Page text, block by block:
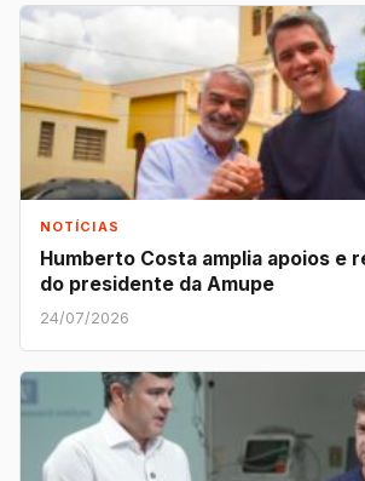
NOTÍCIAS
Humberto Costa amplia apoios e
do presidente da Amupe
24/07/2026